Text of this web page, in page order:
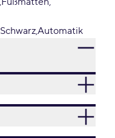
SchwarzAutomatik